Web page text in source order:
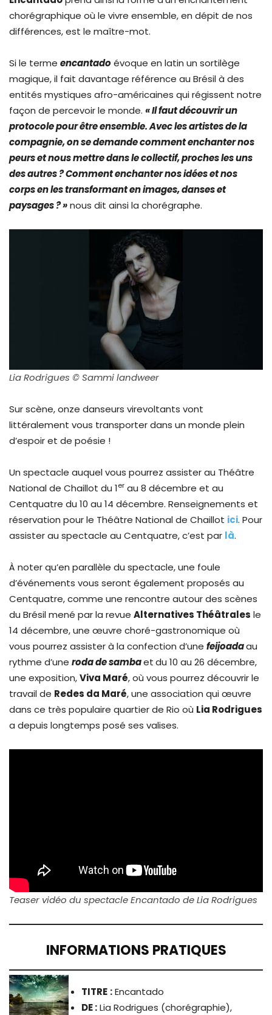
chorégraphique où le vivre ensemble, en dépit de nos
différences, est le maître-mot.
Si le terme encantadoévoque en latin un sortilège
magique, il fait davantage référence au Brésil à des
entités mystiques afro-américaines qui régissent notre
façon de percevoir le monde. « Il faut découvrir un
protocole pour être ensemble. Avec les artistes de la
compagnie, on se demande comment enchanter nos
peurs et nous mettre dans le collectif, proches les uns
des autres ? Comment enchanter nos idées et nos
corps en les transformant en images, danses et
paysages ? »nous dit ainsi la chorégraphe.
Lia Rodrigues © Sammi landweer
Sur scène, onze danseurs virevoltants vont
littéralement vous transporter dans un monde plein
d’espoir et de poésie !
Un spectacle auquel vous pourrez assister au Théâtre
National de Chaillot du 1er au 8 décembre et au
Centquatre du 10 au 14 décembre. Renseignements et
réservation pour le Théâtre National de Chaillot ici. Pour
assister au spectacle au Centquatre, c’est par là.
À noter qu’en parallèle du spectacle, une foule
d’événements vous seront également proposés au
Centquatre, comme une rencontre autour des scènes
du Brésil mené par la revue Alternatives Théâtrales le
14 décembre, une œuvre choré-gastronomique où
vous pourrez assister à la confection d’une feijoadaau
rythme d’une roda de sambaetdu 10 au 26 décembre,
une exposition,Viva Maré, où vous pourrez découvrir le
travail de Redes da Maré, une association qui œuvre
dans ce très populaire quartier de Rio où Lia Rodrigues
a depuis longtemps posé ses valises.
Teaser vidéo du spectacle Encantado de Lia Rodrigues
INFORMATIONS PRATIQUES
TITRE :Encantado
DE :Lia Rodrigues (chorégraphie),